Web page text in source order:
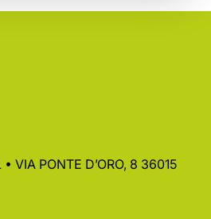
VIA PONTE D’ORO, 8 36015